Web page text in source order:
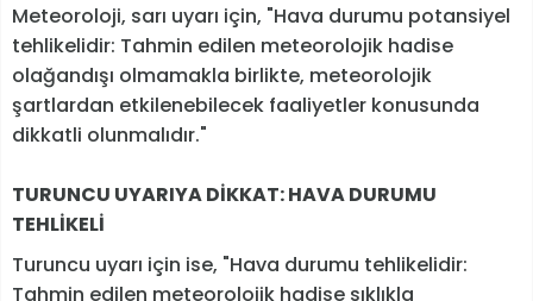
Meteoroloji, sarı uyarı için, "Hava durumu potansiyel
tehlikelidir: Tahmin edilen meteorolojik hadise
olağandışı olmamakla birlikte, meteorolojik
şartlardan etkilenebilecek faaliyetler konusunda
dikkatli olunmalıdır."
TURUNCU UYARIYA DİKKAT: HAVA DURUMU
TEHLİKELİ
Turuncu uyarı için ise, "Hava durumu tehlikelidir:
Tahmin edilen meteorolojik hadise sıklıkla